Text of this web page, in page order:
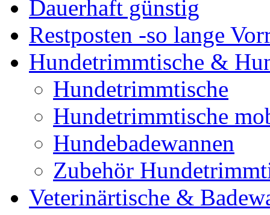
Dauerhaft günstig
Restposten -so lange
Hundetrimmtische &
Hundetrimmtische
Hundetrimmtische
Hundebadewannen
Zubehör
Veterinärtische &